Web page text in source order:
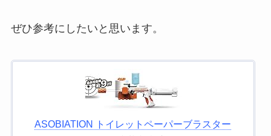
ぜひ参考にしたいと思います。
ASOBIATION トイレットペーパーブラスター